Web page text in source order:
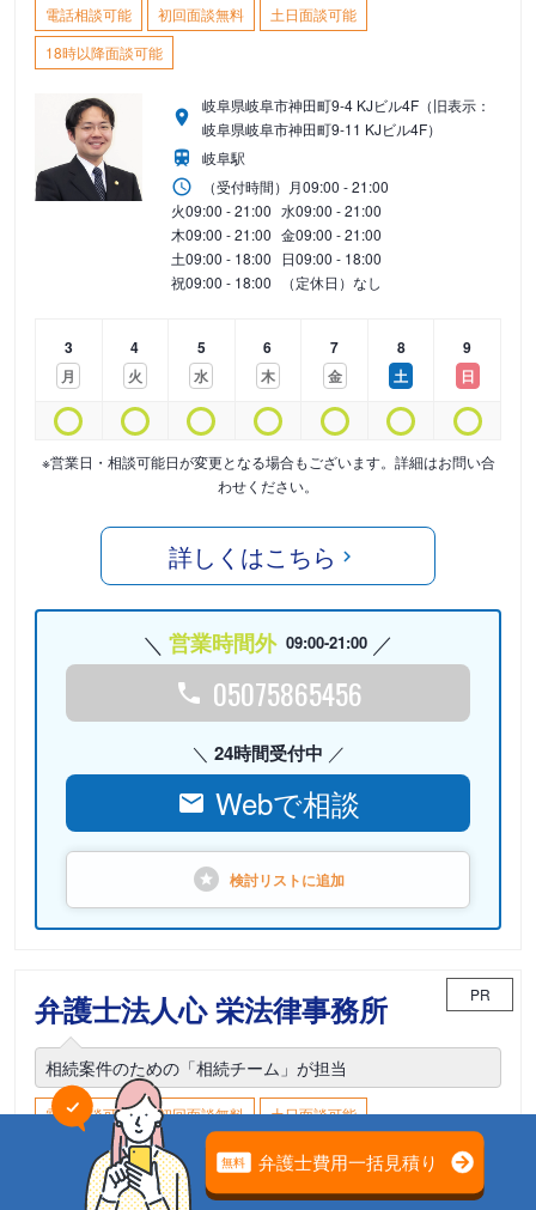
電話相談可能 初回面談無料
土日面談可能
18時以降面談可能
岐阜県岐阜市神田町9-4 KJビル4F（旧表示：
岐阜県岐阜市神田町9-11 KJビル4F）
岐阜駅
（受付時間） 月09:00 - 21:00
火09:00 - 21:00 水09:00 - 21:00
木09:00 - 21:00 金09:00 - 21:00
土09:00 - 18:00 日09:00 - 18:00
祝09:00 - 18:00 （定休日）なし
3
月
4
火
5
水
6
木
7
金
8
土
9
日
※営業日・相談可能日が変更となる場合もございます。詳細はお問い合
わせください。
詳しくはこちら
営業時間外 09:00-21:00
05075865456
24時間受付中
Webで相談
検討リストに追加
弁護士法人心 栄法律事務所 PR
相続案件のための「相続チーム」が担当
電話相談可能 初回面談無料
土日面談可能
18時以降面談可能
愛知県名古屋市中区栄3-16-1 松坂屋名古屋店